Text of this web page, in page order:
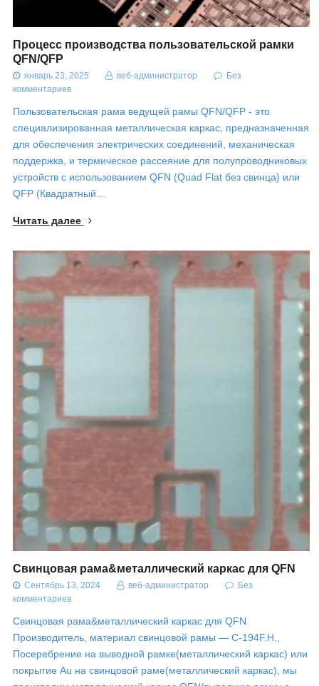
Процесс производства пользовательской рамки
QFN/QFP
январь 23, 2025 веб-администратор
Без
комментариев
Пользовательская рама ведущей рамы QFN/QFP - это
специализированная металлическая каркас, предназначенная
для обеспечения электрических соединений, механическая
поддержка, и термическое рассеяние для полупроводниковых
устройств с использованием QFN (Quad Flat без свинца) или
QFP (Квадратный…
Читать далее
Свинцовая рама&металлический каркас для QFN
Сентябрь 13, 2024 веб-администратор
Без
комментариев
Свинцовая рама&металлический каркас для QFN
Производитель, материал свинцовой рамы — C-194F.H.,
Посеребрение на выводной рамке(металлический каркас) или
покрытие Au на свинцовой раме(металлический каркас), мы